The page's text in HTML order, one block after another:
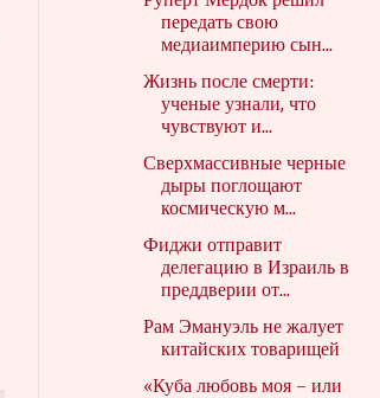
передать свою
медиаимперию сын...
Жизнь после смерти:
ученые узнали, что
чувствуют и...
Сверхмассивные черные
дыры поглощают
космическую м...
Фиджи отправит
делегацию в Израиль в
преддверии от...
Рам Эмануэль не жалует
китайских товарищей
«Куба любовь моя – или